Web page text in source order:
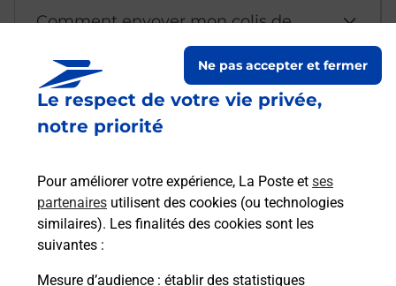
Le respect de votre vie privée,
notre priorité
Pour améliorer votre expérience, La Poste et ses
partenaires utilisent des cookies (ou technologies
similaires). Les finalités des cookies sont les
suivantes :
Mesure d’audience : établir des statistiques
Ne pas accepter et fermer
Comment envoyer mon colis de
Est-il possible d’acheter un
emballage directement depuis un
Comment demander une
modification de livraison ?